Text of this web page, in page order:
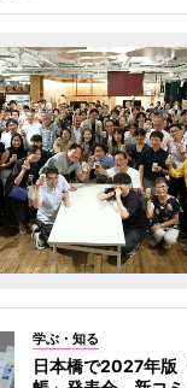
学ぶ・知る
日本橋で2027年版